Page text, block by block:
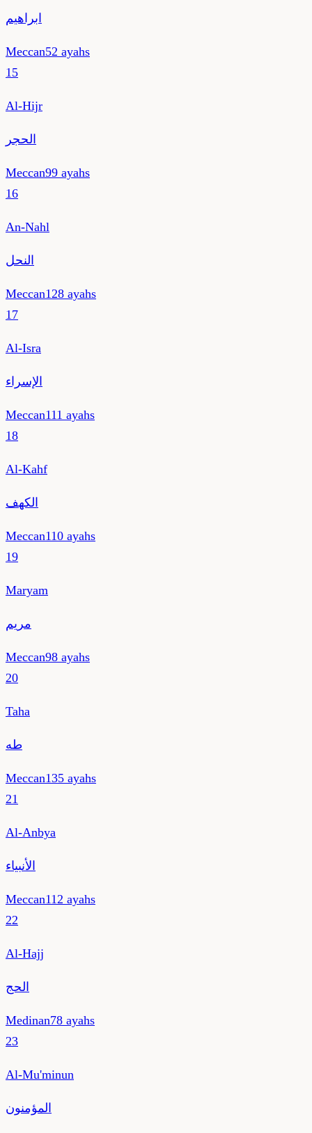
ابراهيم
Meccan52 ayahs
15
Al-Hijr
الحجر
Meccan99 ayahs
16
An-Nahl
النحل
Meccan128 ayahs
17
Al-Isra
الإسراء
Meccan111 ayahs
18
Al-Kahf
الكهف
Meccan110 ayahs
19
Maryam
مريم
Meccan98 ayahs
20
Taha
طه
Meccan135 ayahs
21
Al-Anbya
الأنبياء
Meccan112 ayahs
22
Al-Hajj
الحج
Medinan78 ayahs
23
Al-Mu'minun
المؤمنون